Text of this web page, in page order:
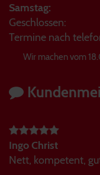
Samstag:
Geschlossen:
Termine nach
Wir machen vom
Ingo Christ
Nett, kompetent,